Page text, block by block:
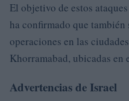
El objetivo de estos
ha confirmado que
operaciones en las
Khorramabad, ubicadas en
Advertencias de Israel